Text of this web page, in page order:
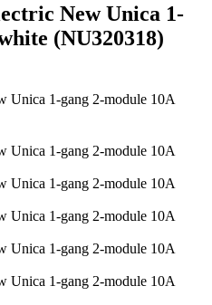
New Unica 1-
(NU320318)